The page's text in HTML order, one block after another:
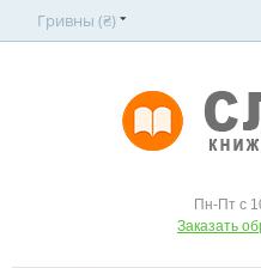
Гривны (₴)
Пн-Пт с
Заказать